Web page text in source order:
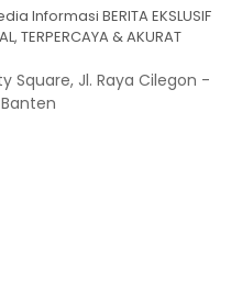
Informasi BERITA EKSLUSIF
TERPERCAYA & AKURAT
Square, Jl. Raya Cilegon -